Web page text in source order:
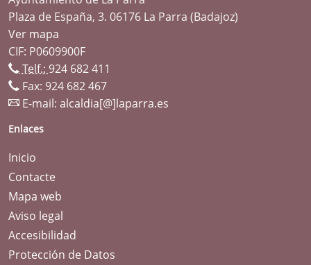
Plaza de España, 3. 06176 La Parra (Badajoz)
Ver mapa
CIF: P0609900F
Telf.: 924 682 411
Fax: 924 682 467
E-mail: alcaldia[@]laparra.es
Enlaces
Inicio
Contacte
Mapa web
Aviso legal
Accesibilidad
Protección de Datos